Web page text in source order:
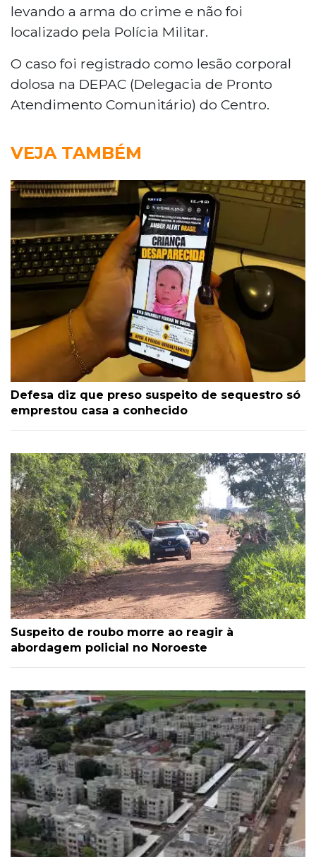
levando a arma do crime e não foi
localizado pela Polícia Militar.
O caso foi registrado como lesão corporal
dolosa na DEPAC (Delegacia de Pronto
Atendimento Comunitário) do Centro.
VEJA TAMBÉM
Defesa diz que preso suspeito de sequestro só
emprestou casa a conhecido
Suspeito de roubo morre ao reagir à
abordagem policial no Noroeste